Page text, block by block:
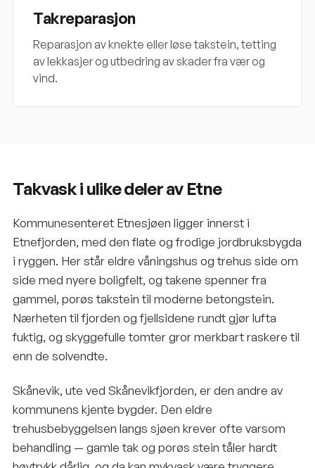
Takreparasjon
Reparasjon av knekte eller løse takstein, tetting
av lekkasjer og utbedring av skader fra vær og
vind.
Takvask i ulike deler av Etne
Kommunesenteret Etnesjøen ligger innerst i
Etnefjorden, med den flate og frodige jordbruksbygda
i ryggen. Her står eldre våningshus og trehus side om
side med nyere boligfelt, og takene spenner fra
gammel, porøs takstein til moderne betongstein.
Nærheten til fjorden og fjellsidene rundt gjør lufta
fuktig, og skyggefulle tomter gror merkbart raskere til
enn de solvendte.
Skånevik, ute ved Skånevikfjorden, er den andre av
kommunens kjente bygder. Den eldre
trehusbebyggelsen langs sjøen krever ofte varsom
behandling — gamle tak og porøs stein tåler hardt